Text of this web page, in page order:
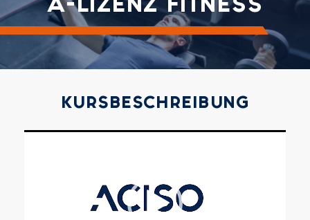
A-LIZENZ FITNESS
KURSBESCHREIBUNG